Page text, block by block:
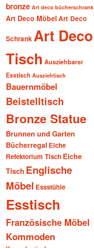
bronze Art deco bücherschrank
Art Deco Möbel Art Deco
Schrank Art Deco
Tisch Ausziehbarer
Esstisch Ausziehtisch
Bauernmöbel
Beistelltisch
Bronze Statue
Brunnen und Garten
Bücherregal Eiche
Refektorium Tisch Eiche
Tisch Englische
Möbel Essstühle
Esstisch
Französische Möbel
Kommoden